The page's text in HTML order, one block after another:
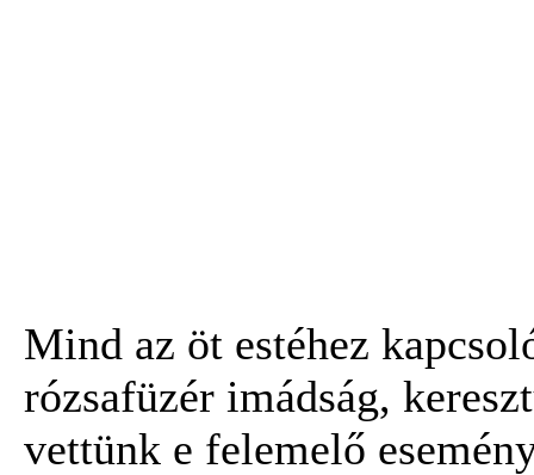
Mind az öt estéhez
rózsafüzér imádság,
vettünk e felemelő